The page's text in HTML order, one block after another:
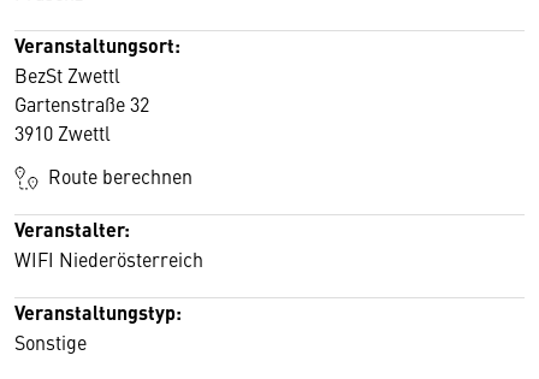
Veranstaltungsort:
BezSt Zwettl
Gartenstraße 32
3910 Zwettl
Route berechnen
Veranstalter:
WIFI Niederösterreich
Veranstaltungstyp:
Sonstige